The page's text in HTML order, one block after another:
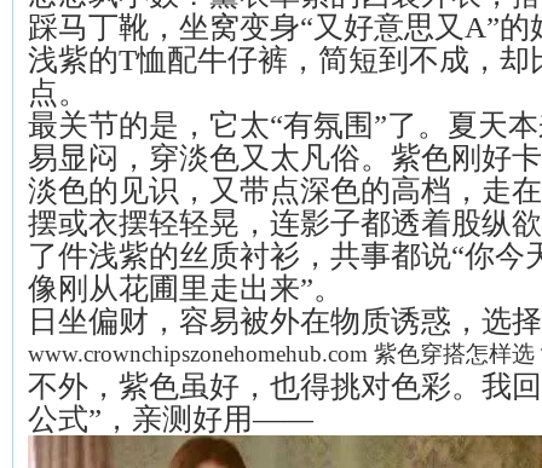
踩马丁靴，坐窝变身“又好意思又A”
浅紫的T恤配牛仔裤，简短到不成，却
点。
最关节的是，它太“有氛围”了。夏天
易显闷，穿淡色又太凡俗。紫色刚好
淡色的见识，又带点深色的高档，走
摆或衣摆轻轻晃，连影子都透着股纵
了件浅紫的丝质衬衫，共事都说“你今
像刚从花圃里走出来”。
日坐偏财，容易被外在物质诱惑，选
www.crownchipszonehomehub.com 紫色穿搭怎样
不外，紫色虽好，也得挑对色彩。我
公式”，亲测好用——